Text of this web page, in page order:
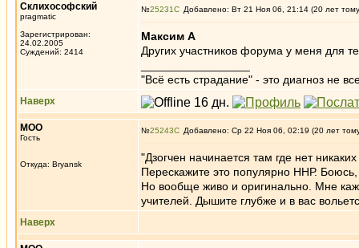
Склихософский
pragmatic
Зарегистрирован:
24.02.2005
Суждений: 2414
№25231 Добавлено: Вт 21 Ноя 06, 21:14 (20 лет
Максим А
Других участников форума у меня для
"Всё есть страдание" - это диагноз не
Наверх
MOO
Гость
Откуда: Bryansk
№25243 Добавлено: Ср 22 Ноя 06, 02:19 (20 лет
"Дзогчен начинается там где нет никаких
Перескажите это популярно ННР. Боюсь,
Но вообще живо и оригинально. Мне
учителей. Дышите глубже и в вас
Наверх